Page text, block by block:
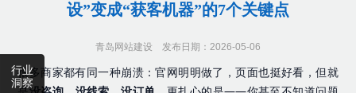
设”变成“获客机器”的7个关键点
青岛网站建设 发布日期：2026-05-06
很多商家都有同一种崩溃：官网明明做了，页面也挺好看，但就
行业
洞察